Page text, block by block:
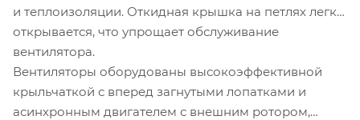
и теплоизоляции. Откидная крышка на петлях легко
открывается, что упрощает обслуживание
вентилятора.
Вентиляторы оборудованы высокоэффективной
крыльчаткой с вперед загнутыми лопатками и
асинхронным двигателем с внешним ротором,